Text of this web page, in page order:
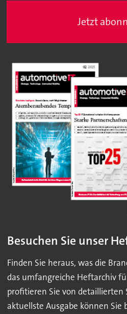
Jetzt
Besuchen Sie unser
Finden Sie heraus, was die
das umfangreiche Heftarchiv
profitieren Sie von detaillierten
aktuellste Ausgabe können Sie